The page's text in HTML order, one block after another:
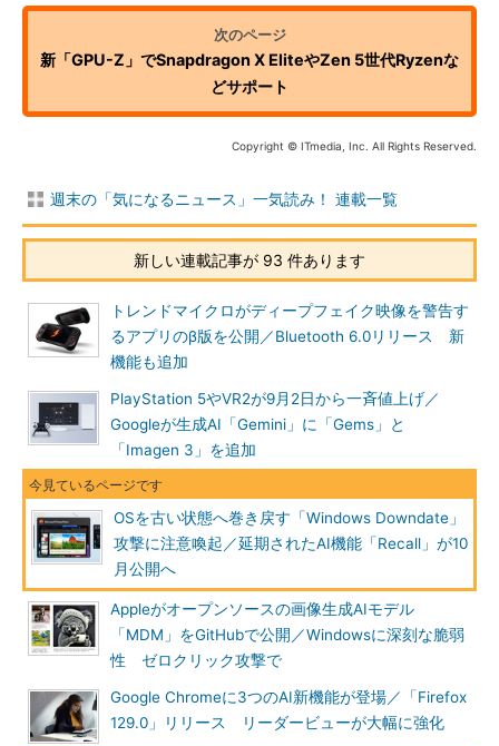
新「GPU-Z」でSnapdragon X EliteやZen 5世代Ryzenな
どサポート
Copyright © ITmedia, Inc. All Rights Reserved.
週末の「気になるニュース」一気読み！ 連載一覧
新しい連載記事が 93 件あります
トレンドマイクロがディープフェイク映像を警告す
るアプリのβ版を公開／Bluetooth 6.0リリース 新
機能も追加
PlayStation 5やVR2が9月2日から一斉値上げ／
Googleが生成AI「Gemini」に「Gems」と
「Imagen 3」を追加
OSを古い状態へ巻き戻す「Windows Downdate」
攻撃に注意喚起／延期されたAI機能「Recall」が10
月公開へ
Appleがオープンソースの画像生成AIモデル
「MDM」をGitHubで公開／Windowsに深刻な脆弱
性 ゼロクリック攻撃で
Google Chromeに3つのAI新機能が登場／「Firefox
129.0」リリース リーダービューが大幅に強化